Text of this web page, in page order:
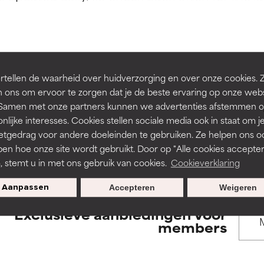
de waarheid over huidverzorging en over onze cookies.
ons om ervoor te zorgen dat je de beste ervaring op onze
met onze partners kunnen we advertenties afstemmen
interesses. Cookies stellen sociale media ook in staat om je
voor andere doeleinden te gebruiken. Ze helpen ons
hoe onze site wordt gebruikt. Door op "Alle cookies
stemt u in met ons gebruik van cookies. Cookieverklaring
Aanpassen Weigeren
Accepteren
BACK TO SEARCH
to assess ingredients in this dictionary. Regulations
irriterend maar kan esthetische, stabiliteits- of andere
is aanwezig. Het risico wordt vergroot als het gecombineerd
ingrediënten.
droogheid, enz. veroorzaken. Kan in sommige gevallen
het algemeen is bewezen dat het meer kwaad dan goed doet.
irriterend maar kan esthetische, stabiliteits- of andere
is aanwezig. Het risico wordt vergroot als het gecombineerd
ingrediënten.
droogheid, enz. veroorzaken. Kan in sommige gevallen
het algemeen is bewezen dat het meer kwaad dan goed doet.
Exclusieve aanbiedingen voor
members